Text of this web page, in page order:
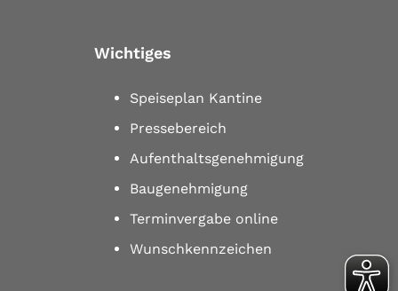
Wichtiges
Speiseplan Kantine
Pressebereich
Aufenthaltsgenehmigung
Baugenehmigung
Terminvergabe online
Wunschkennzeichen